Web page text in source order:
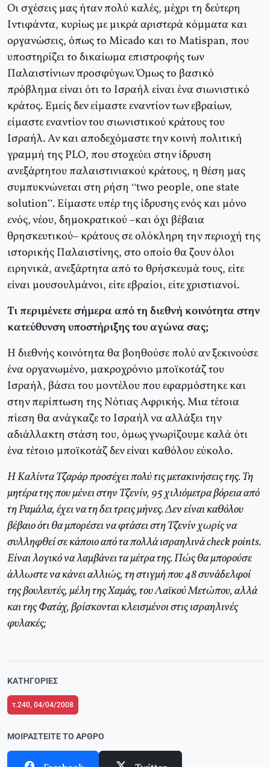
Οι σχέσεις μας ήταν πολύ καλές, μέχρι τη δεύτερη
Ιντιφάντα, κυρίως με μικρά αριστερά κόμματα και
οργανώσεις, όπως το Micado και το Matispan, που
υποστηρίζει το δικαίωμα επιστροφής των
Παλαιστίνιων προσφύγων. Όμως το βασικό
πρόβλημα είναι ότι το Ισραήλ είναι ένα σιωνιστικό
κράτος. Εμείς δεν είμαστε εναντίον των εβραίων,
είμαστε εναντίον του σιωνιστικού κράτους του
Ισραήλ. Αν και αποδεχόμαστε την κοινή πολιτική
γραμμή της PLO, που στοχεύει στην ίδρυση
ανεξάρτητου παλαιστινιακού κράτους, η θέση μας
συμπυκνώνεται στη ρήση “two people, one state
solution”. Είμαστε υπέρ της ίδρυσης ενός και μόνο
ενός, νέου, δημοκρατικού –και όχι βέβαια
θρησκευτικού– κράτους σε ολόκληρη την περιοχή της
ιστορικής Παλαιστίνης, στο οποίο θα ζουν όλοι
ειρηνικά, ανεξάρτητα από το θρήσκευμά τους, είτε
είναι μουσουλμάνοι, είτε εβραίοι, είτε χριστιανοί.
Τι περιμένετε σήμερα από τη διεθνή κοινότητα στην
κατεύθυνση υποστήριξης του αγώνα σας;
Η διεθνής κοινότητα θα βοηθούσε πολύ αν ξεκινούσε
ένα οργανωμένο, μακροχρόνιο μποϊκοτάζ του
Ισραήλ, βάσει του μοντέλου που εφαρμόστηκε και
στην περίπτωση της Νότιας Αφρικής. Μια τέτοια
πίεση θα ανάγκαζε το Ισραήλ να αλλάξει την
αδιάλλακτη στάση του, όμως γνωρίζουμε καλά ότι
ένα τέτοιο μποϊκοτάζ δεν είναι καθόλου εύκολο.
Η Καλίντα Τζαράρ προσέχει πολύ τις μετακινήσεις της. Τη
μητέρα της που μένει στην Τζενίν, 95 χιλιόμετρα βόρεια από
τη Ραμάλα, έχει να τη δει τρεις μήνες. Δεν είναι καθόλου
βέβαιο ότι θα μπορέσει να φτάσει στη Τζενίν χωρίς να
συλληφθεί σε κάποιο από τα πολλά ισραηλινά check points.
Είναι λογικό να λαμβάνει τα μέτρα της. Πώς θα μπορούσε
άλλωστε να κάνει αλλιώς, τη στιγμή που 48 συνάδελφοί
της βουλευτές, μέλη της Χαμάς, του Λαϊκού Μετώπου, αλλά
και της Φατάχ, βρίσκονται κλεισμένοι στις ισραηλινές
φυλακές;
ΚΑΤΗΓΟΡΊΕΣ
τ.240, 04/04/2008
ΜΟΙΡΑΣΤΕΊΤΕ ΤΟ ΆΡΘΡΟ